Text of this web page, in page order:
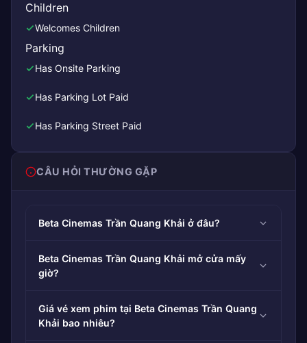
Children
Welcomes Children
Parking
Has Onsite Parking
Has Parking Lot Paid
Has Parking Street Paid
CÂU HỎI THƯỜNG GẶP
Beta Cinemas Trần Quang Khải ở đâu?
Beta Cinemas Trần Quang Khải mở cửa mấy
giờ?
Giá vé xem phim tại Beta Cinemas Trần Quang
Khải bao nhiêu?